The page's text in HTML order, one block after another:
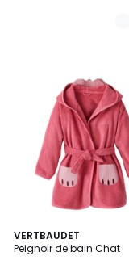
VERTBAUDET
Peignoir de bain Chat